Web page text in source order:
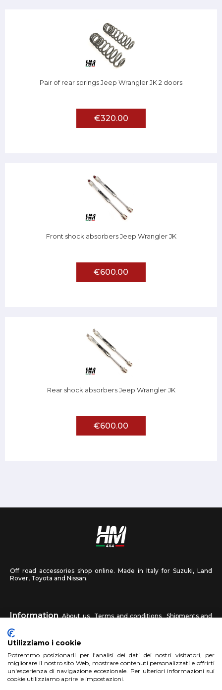
Pair of rear springs Jeep Wrangler JK 2 doors
€320.00
Front shock absorbers Jeep Wrangler JK
€600.00
Rear shock absorbers Jeep Wrangler JK
€600.00
Off road accessories shop online. Made in Italy for Suzuki, Land
Rover, Toyota and Nissan.
Information About us Terms and conditions
Shipments and
returns
HM4X4 FAQ Affiliated workshop Send us a photo
Account Sign up
Utilizziamo i cookie
Potremmo posizionarli per l'analisi dei dati dei nostri visitatori, per
migliorare il nostro sito Web, mostrare contenuti personalizzati e offrirti
un'esperienza di navigazione eccezionale. Per ulteriori informazioni sui
cookie utilizziamo aprire le impostazioni.